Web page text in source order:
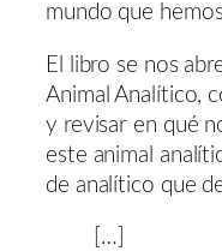
mundo que
El libro se nos
Animal Analítico,
y revisar en qué
este animal
de analítico que
[…]